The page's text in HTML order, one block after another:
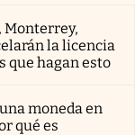
Monterrey,
la licencia
que hagan esto
moneda en
qué es